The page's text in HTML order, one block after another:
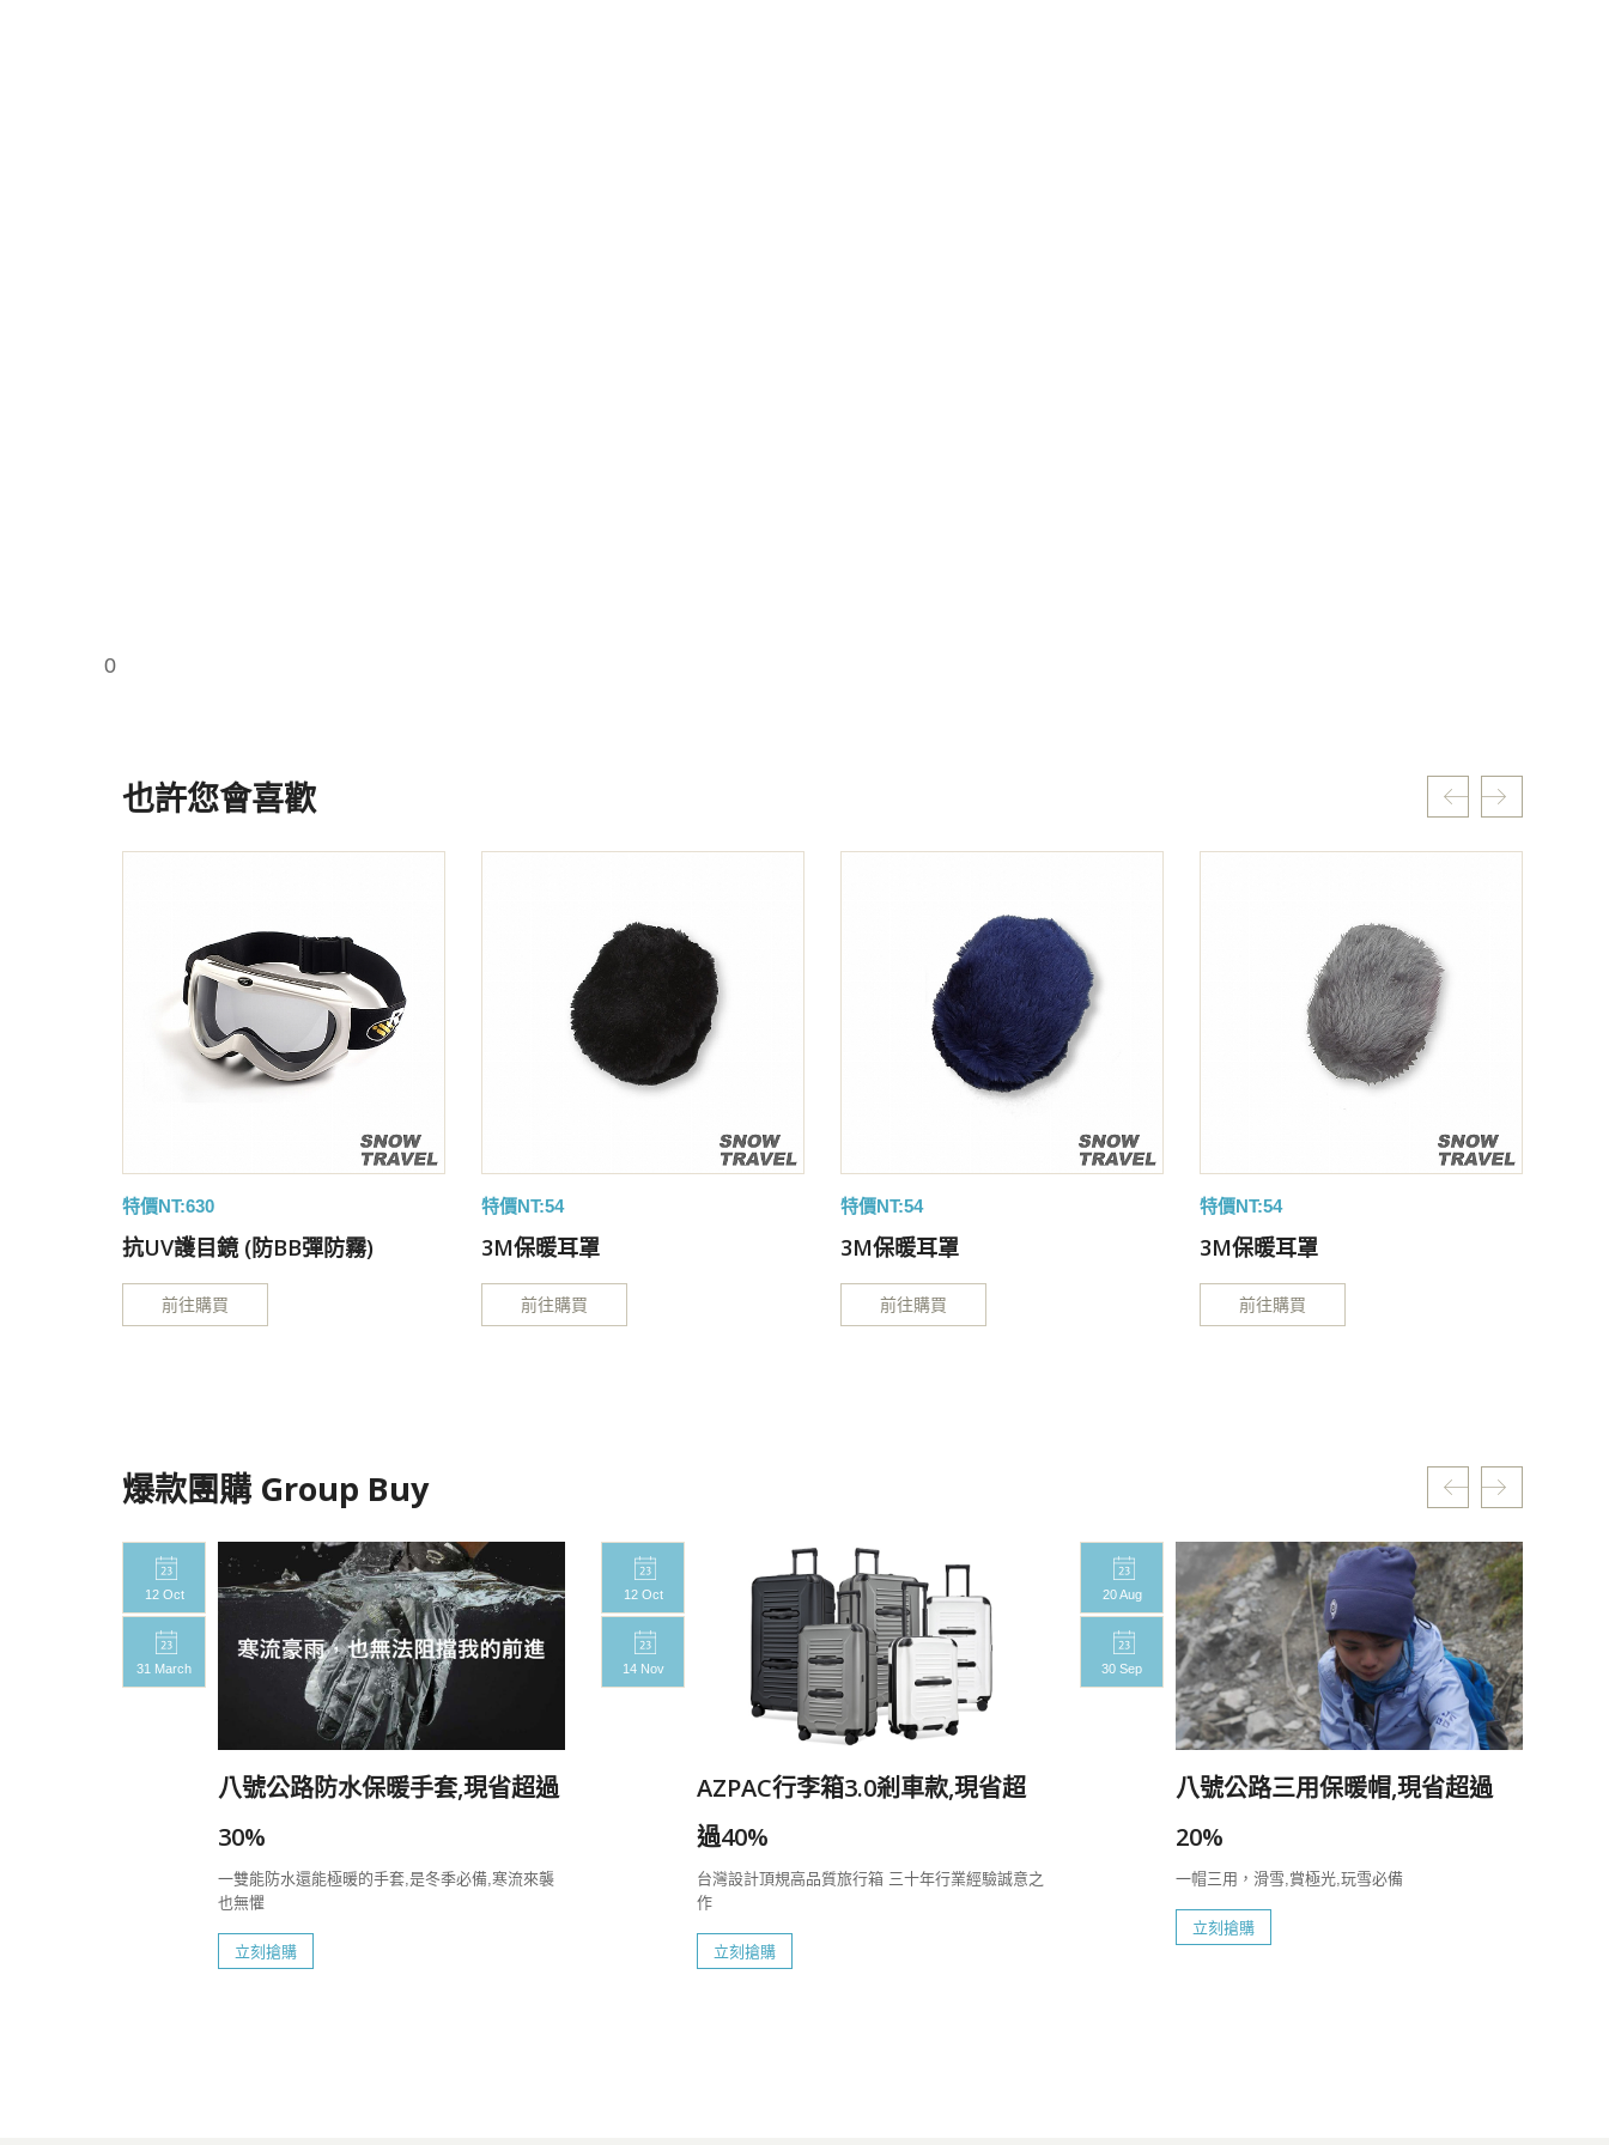
0
也許您會喜歡
特價NT:630
抗UV護目鏡 (防BB彈防霧)
前往購買
特價NT:54
3M保暖耳罩
前往購買
特價NT:54
3M保暖耳罩
前往購買
特價NT:54
3M保暖耳罩
前往購買
爆款團購 Group Buy
12 Oct
31 March
八號公路防水保暖手套,現省超過
30%
一雙能防水還能極暖的手套,是冬季必備,寒流來襲
也無懼
立刻搶購
12 Oct
14 Nov
AZPAC行李箱3.0剎車款,現省超
過40%
台灣設計頂規高品質旅行箱 三十年行業經驗誠意之
作
立刻搶購
20 Aug
30 Sep
八號公路三用保暖帽,現省超過
20%
一帽三用，滑雪,賞極光,玩雪必備
立刻搶購